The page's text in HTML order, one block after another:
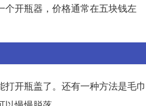
开瓶器，价格通常在五块钱左
开瓶盖了。还有一种方法是毛巾